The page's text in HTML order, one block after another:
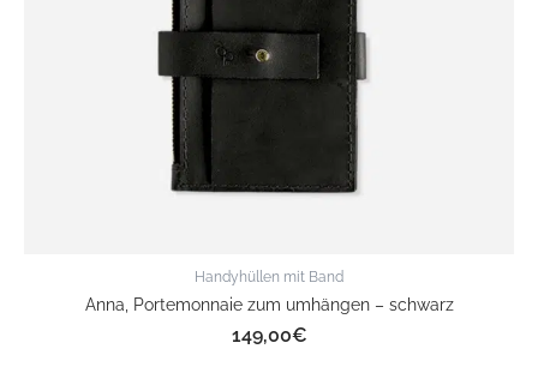
Handyhüllen mit Band
Anna, Portemonnaie zum umhängen – schwarz
149,00€